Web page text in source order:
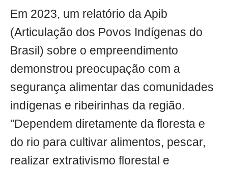
Em 2023, um relatório da Apib
(Articulação dos Povos Indígenas do
Brasil) sobre o empreendimento
demonstrou preocupação com a
segurança alimentar das comunidades
indígenas e ribeirinhas da região.
"Dependem diretamente da floresta e
do rio para cultivar alimentos, pescar,
realizar extrativismo florestal e